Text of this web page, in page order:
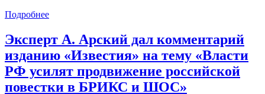
Подробнее
Эксперт А. Арский дал комментарий
изданию «Известия» на тему «Власти
РФ усилят продвижение российской
повестки в БРИКС и ШОС»